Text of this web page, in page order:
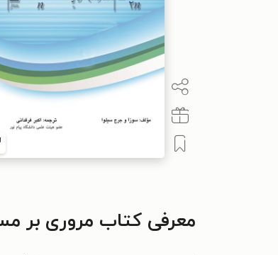
معرفی کتاب مروری بر